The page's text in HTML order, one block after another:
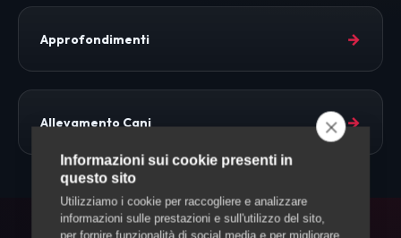
Approfondimenti →
Allevamento Cani →
Informazioni sui cookie presenti in
questo sito
Utilizziamo i cookie per raccogliere e analizzare
informazioni sulle prestazioni e sull'utilizzo del sito,
per fornire funzionalità di social media e per migliorare